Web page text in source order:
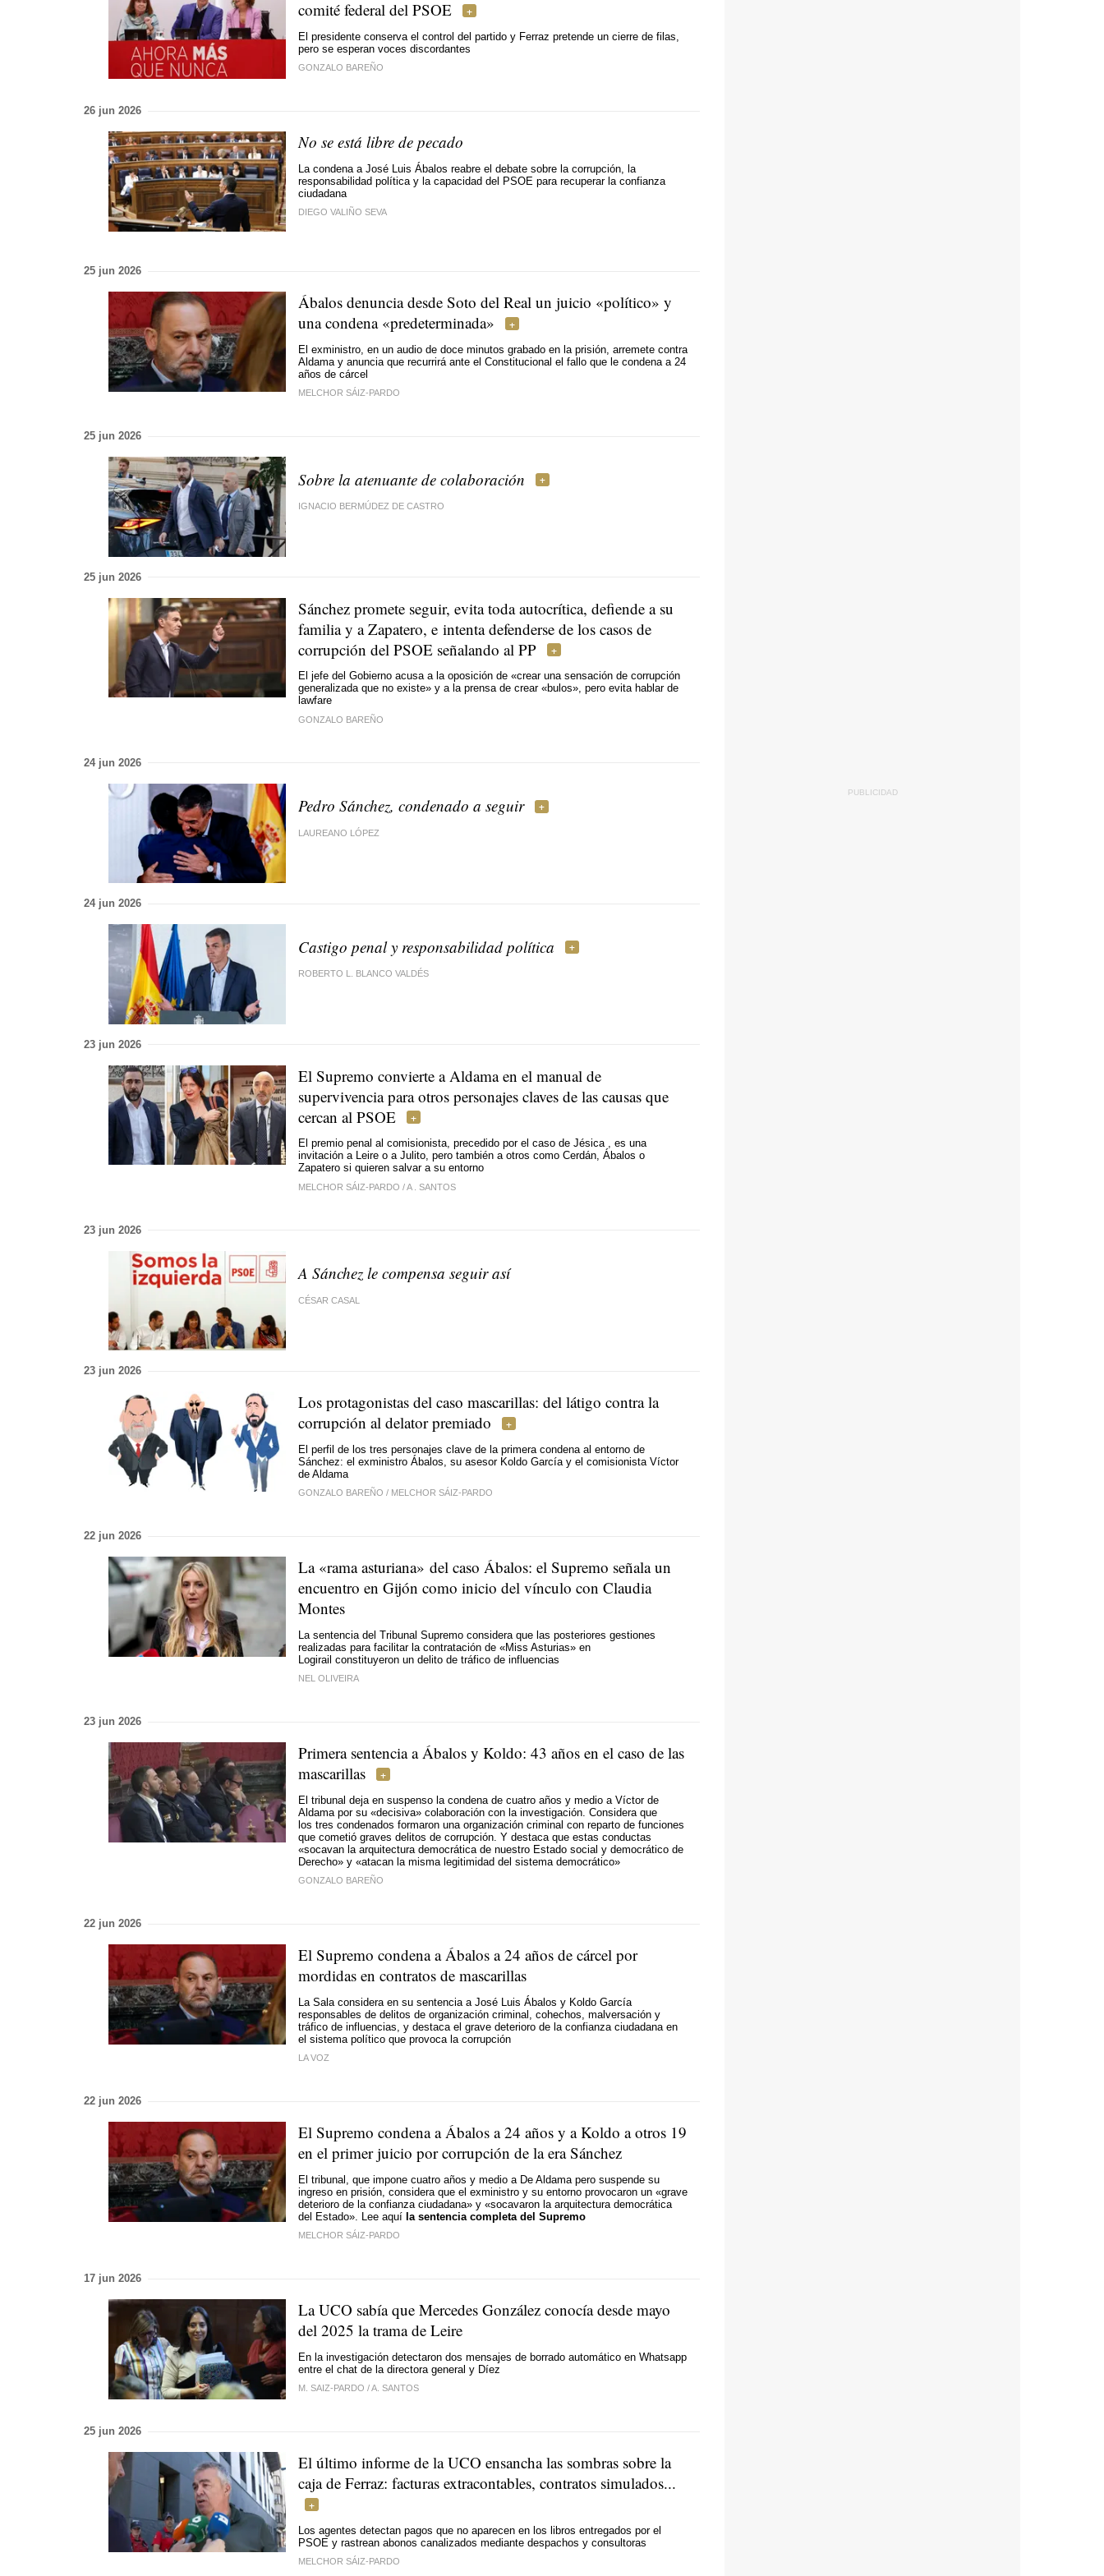
comité federal del PSOE
El presidente conserva el control del partido y Ferraz pretende un cierre de filas,
pero se esperan voces discordantes
GONZALO BAREÑO
26 jun 2026
No se está libre de pecado
La condena a José Luis Ábalos reabre el debate sobre la corrupción, la
responsabilidad política y la capacidad del PSOE para recuperar la confianza
ciudadana
DIEGO VALIÑO SEVA
25 jun 2026
Ábalos denuncia desde Soto del Real un juicio «político» y
una condena «predeterminada»
El exministro, en un audio de doce minutos grabado en la prisión, arremete contra
Aldama y anuncia que recurrirá ante el Constitucional el fallo que le condena a 24
años de cárcel
MELCHOR SÁIZ-PARDO
25 jun 2026
Sobre la atenuante de colaboración
IGNACIO BERMÚDEZ DE CASTRO
25 jun 2026
Sánchez promete seguir, evita toda autocrítica, defiende a su
familia y a Zapatero, e intenta defenderse de los casos de
corrupción del PSOE señalando al PP
El jefe del Gobierno acusa a la oposición de «crear una sensación de corrupción
generalizada que no existe» y a la prensa de crear «bulos», pero evita hablar de
lawfare
GONZALO BAREÑO
24 jun 2026
Pedro Sánchez, condenado a seguir
LAUREANO LÓPEZ
24 jun 2026
Castigo penal y responsabilidad política
ROBERTO L. BLANCO VALDÉS
23 jun 2026
El Supremo convierte a Aldama en el manual de
supervivencia para otros personajes claves de las causas que
cercan al PSOE
El premio penal al comisionista, precedido por el caso de Jésica , es una
invitación a Leire o a Julito, pero también a otros como Cerdán, Ábalos o
Zapatero si quieren salvar a su entorno
MELCHOR SÁIZ-PARDO /A . SANTOS
23 jun 2026
A Sánchez le compensa seguir así
CÉSAR CASAL
23 jun 2026
Los protagonistas del caso mascarillas: del látigo contra la
corrupción al delator premiado
El perfil de los tres personajes clave de la primera condena al entorno de
Sánchez: el exministro Ábalos, su asesor Koldo García y el comisionista Víctor
de Aldama
GONZALO BAREÑO / MELCHOR SÁIZ-PARDO
22 jun 2026
La «rama asturiana» del caso Ábalos: el Supremo señala un
encuentro en Gijón como inicio del vínculo con Claudia
Montes
La sentencia del Tribunal Supremo considera que las posteriores gestiones
realizadas para facilitar la contratación de «Miss Asturias» en
Logirail constituyeron un delito de tráfico de influencias
NEL OLIVEIRA
23 jun 2026
Primera sentencia a Ábalos y Koldo: 43 años en el caso de las
mascarillas
El tribunal deja en suspenso la condena de cuatro años y medio a Víctor de
Aldama por su «decisiva» colaboración con la investigación. Considera que
los tres condenados formaron una organización criminal con reparto de funciones
que cometió graves delitos de corrupción. Y destaca que estas conductas
«socavan la arquitectura democrática de nuestro Estado social y democrático de
Derecho» y «atacan la misma legitimidad del sistema democrático»
GONZALO BAREÑO
22 jun 2026
El Supremo condena a Ábalos a 24 años de cárcel por
mordidas en contratos de mascarillas
La Sala considera en su sentencia a José Luis Ábalos y Koldo García
responsables de delitos de organización criminal, cohechos, malversación y
tráfico de influencias, y destaca el grave deterioro de la confianza ciudadana en
el sistema político que provoca la corrupción
LA VOZ
22 jun 2026
El Supremo condena a Ábalos a 24 años y a Koldo a otros 19
en el primer juicio por corrupción de la era Sánchez
El tribunal, que impone cuatro años y medio a De Aldama pero suspende su
ingreso en prisión, considera que el exministro y su entorno provocaron un «grave
deterioro de la confianza ciudadana» y «socavaron la arquitectura democrática
del Estado». Lee aquí la sentencia completa del Supremo
MELCHOR SÁIZ-PARDO
17 jun 2026
La UCO sabía que Mercedes González conocía desde mayo
del 2025 la trama de Leire
En la investigación detectaron dos mensajes de borrado automático en Whatsapp
entre el chat de la directora general y Díez
M. SAIZ-PARDO /A. SANTOS
25 jun 2026
El último informe de la UCO ensancha las sombras sobre la
caja de Ferraz: facturas extracontables, contratos simulados...
Los agentes detectan pagos que no aparecen en los libros entregados por el
PSOE y rastrean abonos canalizados mediante despachos y consultoras
MELCHOR SÁIZ-PARDO